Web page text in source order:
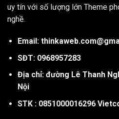
uy tín với số lượng lớn Theme
nghề.
Email:
SĐT: 0968957283
Địa chỉ: đường Lê Thanh
Nội
STK : 0851000016296